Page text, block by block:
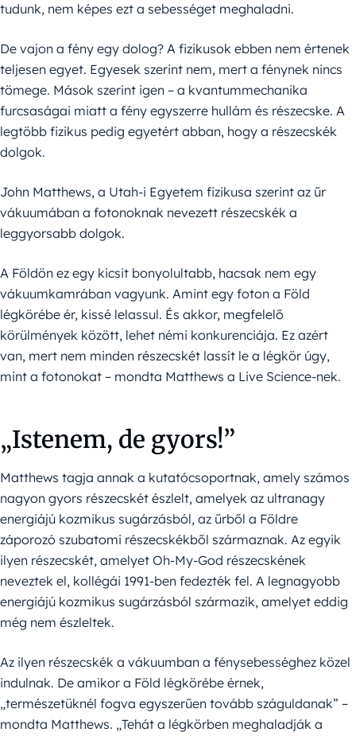
tudunk, nem képes ezt a sebességet meghaladni.
De vajon a fény egy dolog? A fizikusok ebben nem értenek
teljesen egyet. Egyesek szerint nem, mert a fénynek nincs
tömege. Mások szerint igen – a kvantummechanika
furcsaságai miatt a fény egyszerre hullám és részecske. A
legtöbb fizikus pedig egyetért abban, hogy a részecskék
dolgok.
John Matthews, a Utah-i Egyetem fizikusa szerint az űr
vákuumában a fotonoknak nevezett részecskék a
leggyorsabb dolgok.
A Földön ez egy kicsit bonyolultabb, hacsak nem egy
vákuumkamrában vagyunk. Amint egy foton a Föld
légkörébe ér, kissé lelassul. És akkor, megfelelő
körülmények között, lehet némi konkurenciája. Ez azért
van, mert nem minden részecskét lassít le a légkör úgy,
mint a fotonokat – mondta Matthews a Live Science-nek.
„Istenem, de gyors!”
Matthews tagja annak a kutatócsoportnak, amely számos
nagyon gyors részecskét észlelt, amelyek az ultranagy
energiájú kozmikus sugárzásból, az űrből a Földre
záporozó szubatomi részecskékből származnak. Az egyik
ilyen részecskét, amelyet Oh-My-God részecskének
neveztek el, kollégái 1991-ben fedezték fel. A legnagyobb
energiájú kozmikus sugárzásból származik, amelyet eddig
még nem észleltek.
Az ilyen részecskék a vákuumban a fénysebességhez közel
indulnak. De amikor a Föld légkörébe érnek,
„természetüknél fogva egyszerűen tovább száguldanak” –
mondta Matthews. „Tehát a légkörben meghaladják a